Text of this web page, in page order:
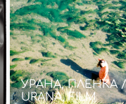
УРАНА, ПЛЕНКА /
URANA, FILM